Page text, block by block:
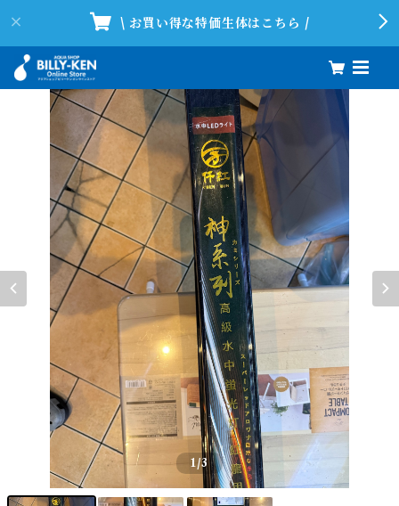
\ お買い得な特価生体はこちら /
1/3